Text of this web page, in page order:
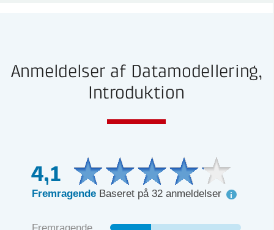
Anmeldelser af Datamodellering,
Introduktion
4,1
Fremragende Baseret på 32 anmeldelser